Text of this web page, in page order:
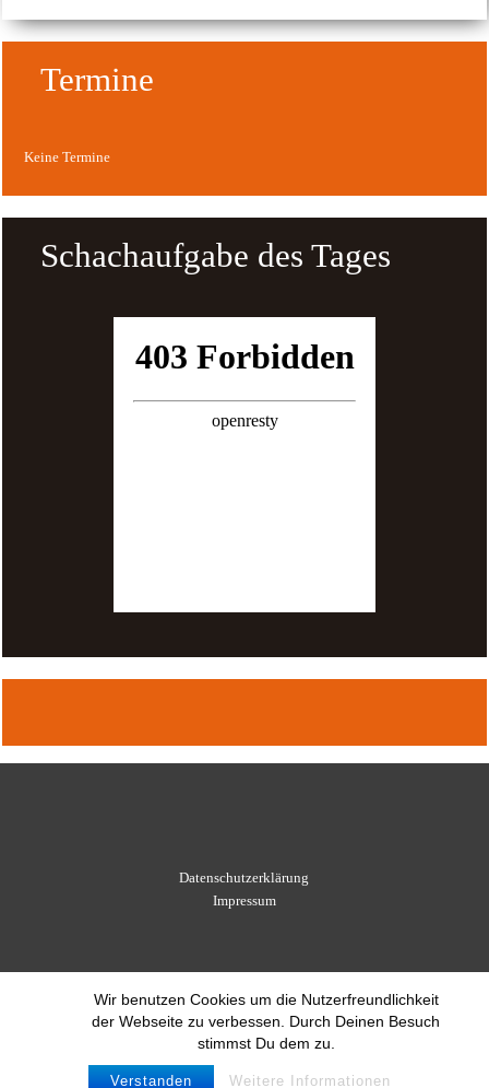
Wir benutzen Cookies um die Nutzerfreundlichkeit
der Webseite zu verbessen. Durch Deinen Besuch
stimmst Du dem zu.
Verstanden Weitere Informationen
Termine
Keine Termine
Schachaufgabe des Tages
Datenschutzerklärung
Impressum
© 2021 Schachverein Leonberg